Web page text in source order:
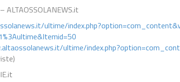
ALTAOSSOLANEWS.it
ultime/
ultime/